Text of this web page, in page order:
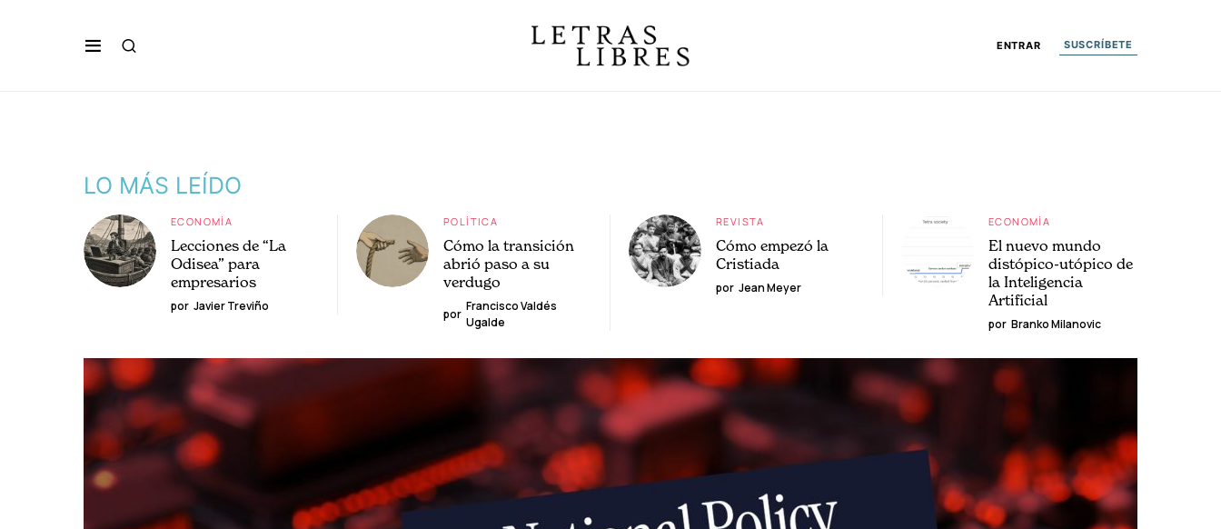
ENTRAR SUSCRÍBETE
LO MÁS LEÍDO
ECONOMÍA
Lecciones de “La
Odisea” para
empresarios
por Javier Treviño
POLÍTICA
Cómo la transición
abrió paso a su
verdugo
por
Francisco Valdés
Ugalde
REVISTA
Cómo empezó la
Cristiada
por Jean Meyer
ECONOMÍA
El nuevo mundo
distópico-utópico de
la Inteligencia
Artificial
por Branko Milanovic